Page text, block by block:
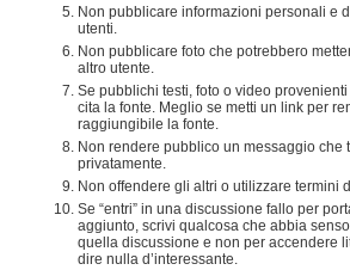
Non pubblicare informazioni personali e
utenti.
Non pubblicare foto che potrebbero
altro utente.
Se pubblichi testi, foto o video
cita la fonte. Meglio se metti un link per
raggiungibile la fonte.
Non rendere pubblico un messaggio che
privatamente.
Non offendere gli altri o utilizzare termini
Se “entri” in una discussione fallo per
aggiunto, scrivi qualcosa che abbia
quella discussione e non per accendere
dire nulla d’interessante.